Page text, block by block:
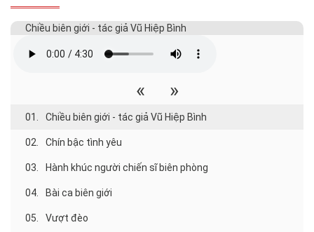
Chiều biên giới - tác giả Vũ Hiệp Bình
« »
01. Chiều biên giới - tác giả Vũ Hiệp Bình
02. Chín bậc tình yêu
03. Hành khúc người chiến sĩ biên phòng
04. Bài ca biên giới
05. Vượt đèo